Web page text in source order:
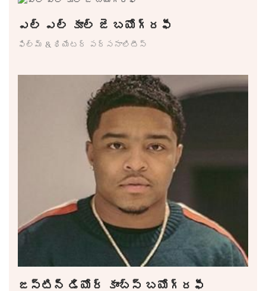
ఎల్ ఎల్ కూల్ జె బయోగ్రఫీ
ఫిల్మ్ & థియేటర్ పర్సనాలిటీస్
జస్టిన్ డియోర్ కాంబ్స్ బయోగ్రఫీ